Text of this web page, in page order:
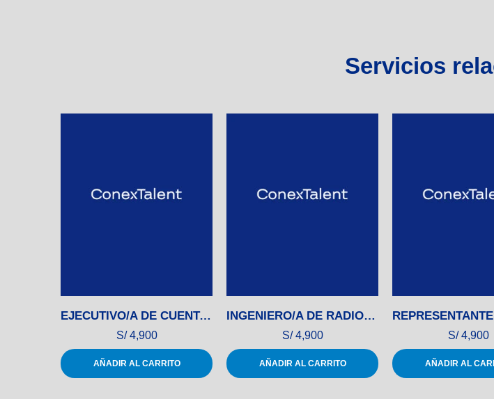
Servicios
EJECUTIVO/A DE CUENTAS CORPORATIVAS
S/4,900
AÑADIR AL CARRITO
INGENIERO/A DE RADIOFRECUENCIA (RF)
S/4,900
AÑADIR AL CARRITO
S/4,900
AÑADIR AL